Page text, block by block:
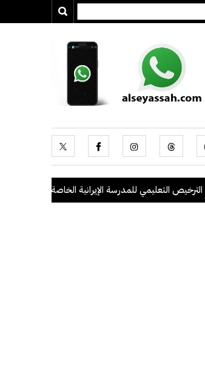
التعليمي للمدرسة الإيرانية الخاصة وإغلاقها